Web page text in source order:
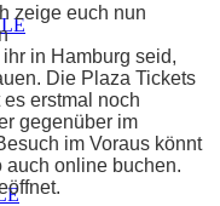
zeige euch nun
in Hamburg seid,
Die Plaza Tickets
erstmal noch
gegenüber im
im Voraus könnt
auch online buchen.